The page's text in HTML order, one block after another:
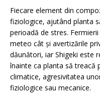
Fiecare element din
fiziologice, ajutând planta
perioadă de stres.
meteo cât și avertizările
dăunători, iar Shigeki este
înainte ca planta să treacă
climatice, agresivitatea
fiziologice sau mecanice.